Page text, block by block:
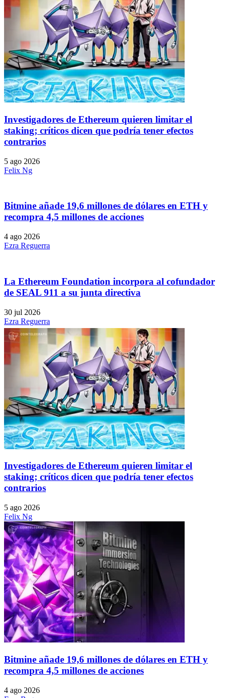
Investigadores de Ethereum quieren limitar el
staking; críticos dicen que podría tener efectos
contrarios
5 ago 2026
Felix Ng
Bitmine añade 19,6 millones de dólares en ETH y
recompra 4,5 millones de acciones
4 ago 2026
Ezra Reguerra
La Ethereum Foundation incorpora al cofundador
de SEAL 911 a su junta directiva
30 jul 2026
Ezra Reguerra
Investigadores de Ethereum quieren limitar el
staking; críticos dicen que podría tener efectos
contrarios
5 ago 2026
Felix Ng
Bitmine añade 19,6 millones de dólares en ETH y
recompra 4,5 millones de acciones
4 ago 2026